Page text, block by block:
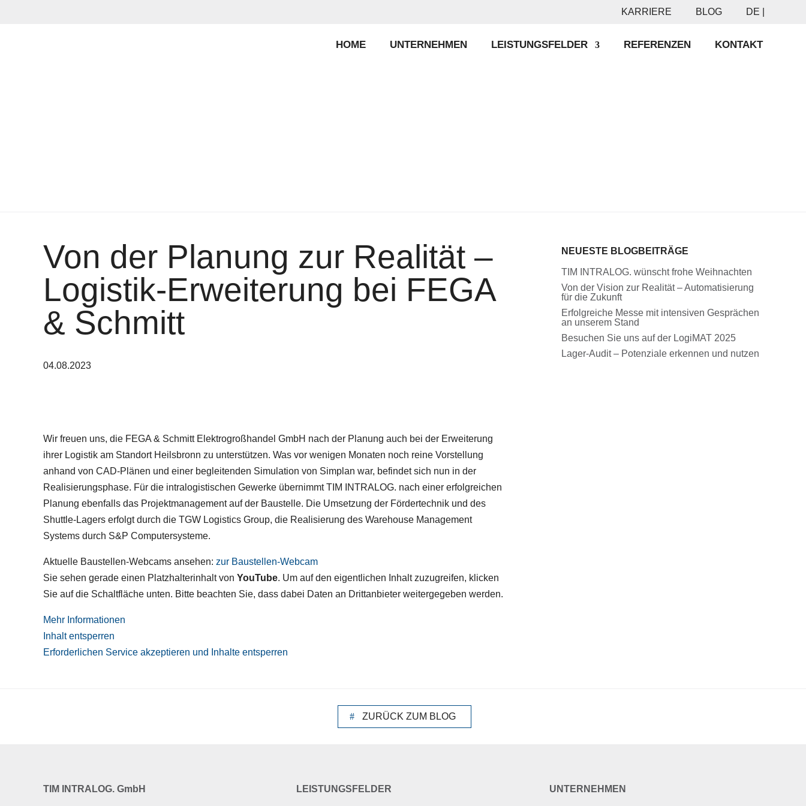
KARRIERE BLOG DE |
HOME UNTERNEHMEN LEISTUNGSFELDER REFERENZEN KONTAKT
Von der Planung zur Realität –
Logistik-Erweiterung bei FEGA
& Schmitt
04.08.2023
Wir freuen uns, die FEGA & Schmitt Elektrogroßhandel GmbH nach der Planung auch bei der Erweiterung
ihrer Logistik am Standort Heilsbronn zu unterstützen. Was vor wenigen Monaten noch reine Vorstellung
anhand von CAD-Plänen und einer begleitenden Simulation von Simplan war, befindet sich nun in der
Realisierungsphase. Für die intralogistischen Gewerke übernimmt TIM INTRALOG. nach einer erfolgreichen
Planung ebenfalls das Projektmanagement auf der Baustelle. Die Umsetzung der Fördertechnik und des
Shuttle-Lagers erfolgt durch die TGW Logistics Group, die Realisierung des Warehouse Management
Systems durch S&P Computersysteme.
Aktuelle Baustellen-Webcams ansehen: zur Baustellen-Webcam
Sie sehen gerade einen Platzhalterinhalt von YouTube. Um auf den eigentlichen Inhalt zuzugreifen, klicken
Sie auf die Schaltfläche unten. Bitte beachten Sie, dass dabei Daten an Drittanbieter weitergegeben werden.
Mehr Informationen
Inhalt entsperren
Erforderlichen Service akzeptieren und Inhalte entsperren
NEUESTE BLOGBEITRÄGE
TIM INTRALOG. wünscht frohe Weihnachten
Von der Vision zur Realität – Automatisierung
für die Zukunft
Erfolgreiche Messe mit intensiven Gesprächen
an unserem Stand
Besuchen Sie uns auf der LogiMAT 2025
Lager-Audit – Potenziale erkennen und nutzen
ZURÜCK ZUM BLOG
TIM INTRALOG. GmbH LEISTUNGSFELDER UNTERNEHMEN